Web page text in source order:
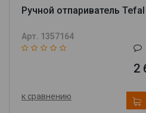
Ручной отпариватель
Арт. 1357164
2
к сравнению